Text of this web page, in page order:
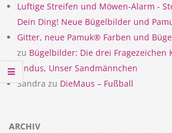
Luftige Streifen und Möwen-Alarm -
Dein Ding! Neue Bügelbilder und
Gitter, neue Pamuk® Farben und
zu Bügelbilder: Die drei Fragezeichen
Findus, Unser Sandmännchen
Sandra zu DieMaus – Fußball
ARCHIV